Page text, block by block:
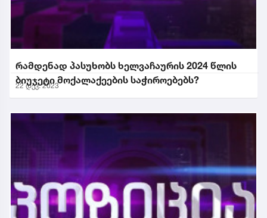
რამდენად პასუხობს ხელვაჩაურის 2024 წლის
ბიუჯეტი მოქალაქეების საჭიროებებს?
22 დეკ. 2023